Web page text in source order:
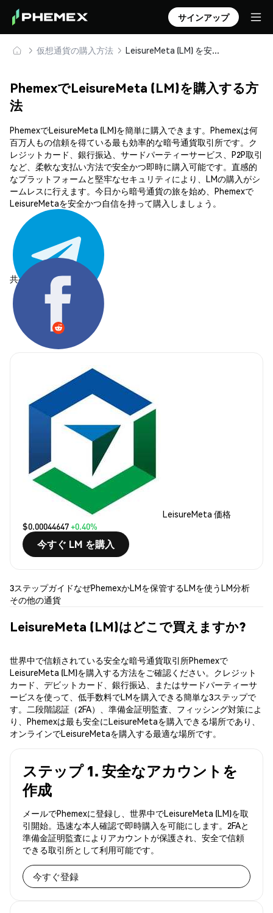
サインアップ
仮想通貨の購入方法 LeisureMeta (LM) を安全に購入・保管
PhemexでLeisureMeta (LM)を購入する方
法
PhemexでLeisureMeta (LM)を簡単に購入できます。Phemexは何
百万人もの信頼を得ている最も効率的な暗号通貨取引所です。ク
レジットカード、銀行振込、サードパーティーサービス、P2P取引
など、柔軟な支払い方法で安全かつ即時に購入可能です。直感的
なプラットフォームと堅牢なセキュリティにより、LMの購入がシ
ームレスに行えます。今日から暗号通貨の旅を始め、Phemexで
LeisureMetaを安全かつ自信を持って購入しましょう。
共有する:
LeisureMeta 価格
$0.00044647+0.40%
今すぐ LM を購入
3ステップガイドなぜPhemexかLMを保管するLMを使うLM分析
その他の通貨
LeisureMeta (LM)はどこで買えますか?
世界中で信頼されている安全な暗号通貨取引所Phemexで
LeisureMeta (LM)を購入する方法をご確認ください。クレジット
カード、デビットカード、銀行振込、またはサードパーティーサ
ービスを使って、低手数料でLMを購入できる簡単な3ステップで
す。二段階認証（2FA）、準備金証明監査、フィッシング対策によ
り、Phemexは最も安全にLeisureMetaを購入できる場所であり、
オンラインでLeisureMetaを購入する最適な場所です。
ステップ 1. 安全なアカウントを
作成
メールでPhemexに登録し、世界中でLeisureMeta (LM)を取
引開始。迅速な本人確認で即時購入を可能にします。2FAと
準備金証明監査によりアカウントが保護され、安全で信頼
できる取引所として利用可能です。
今すぐ登録